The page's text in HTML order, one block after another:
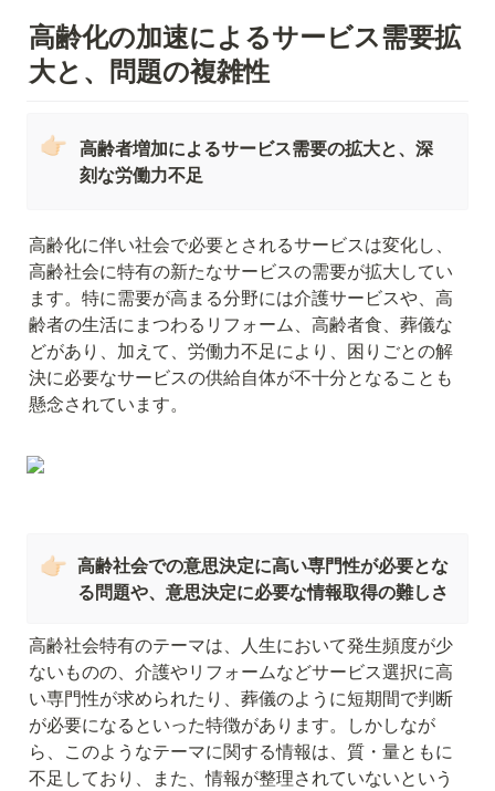
高齢化の加速によるサービス需要拡
大と、問題の複雑性
👉🏻
高齢者増加によるサービス需要の拡大と、深
刻な労働力不足
高齢化に伴い社会で必要とされるサービスは変化し、
高齢社会に特有の新たなサービスの需要が拡大してい
ます。特に需要が高まる分野には介護サービスや、高
齢者の生活にまつわるリフォーム、高齢者食、葬儀な
どがあり、加えて、労働力不足により、困りごとの解
決に必要なサービスの供給自体が不十分となることも
懸念されています。
👉🏻 高齢社会での意思決定に高い専門性が必要とな
る問題や、意思決定に必要な情報取得の難しさ
高齢社会特有のテーマは、人生において発生頻度が少
ないものの、介護やリフォームなどサービス選択に高
い専門性が求められたり、葬儀のように短期間で判断
が必要になるといった特徴があります。しかしなが
ら、このようなテーマに関する情報は、質・量ともに
不足しており、また、情報が整理されていないという